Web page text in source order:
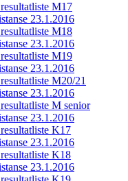
M17
23.1.2016
M18
23.1.2016
M19
23.1.2016
M20/21
23.1.2016
M senior
23.1.2016
K17
23.1.2016
K18
23.1.2016